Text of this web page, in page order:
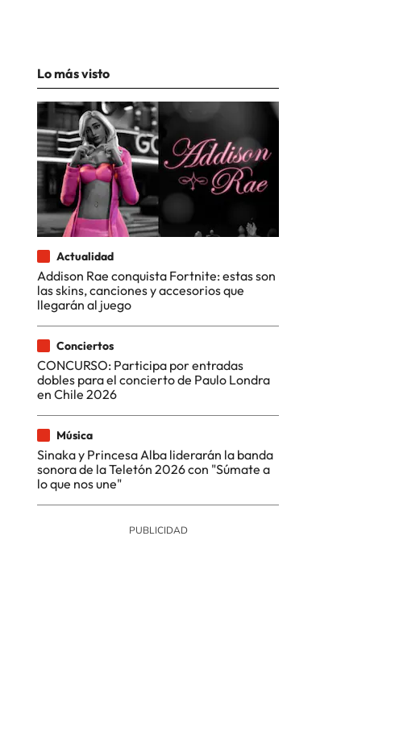
Lo más visto
Actualidad
Addison Rae conquista Fortnite: estas son
las skins, canciones y accesorios que
llegarán al juego
Conciertos
CONCURSO: Participa por entradas
dobles para el concierto de Paulo Londra
en Chile 2026
Música
Sinaka y Princesa Alba liderarán la banda
sonora de la Teletón 2026 con "Súmate a
lo que nos une"